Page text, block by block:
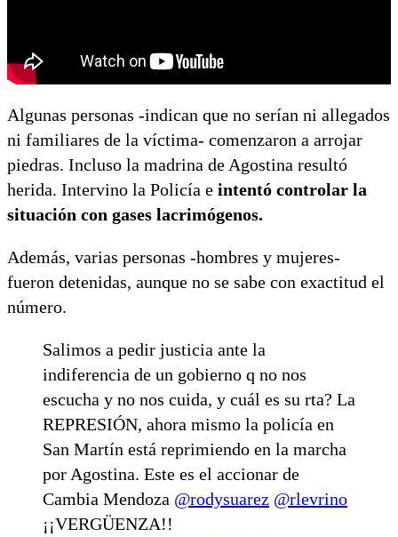
Algunas personas -indican que no serían ni allegados
ni familiares de la víctima- comenzaron a arrojar
piedras. Incluso la madrina de Agostina resultó
herida. Intervino la Policía e intentó controlar la
situación con gases lacrimógenos.
Además, varias personas -hombres y mujeres-
fueron detenidas, aunque no se sabe con exactitud el
número.
Salimos a pedir justicia ante la
indiferencia de un gobierno q no nos
escucha y no nos cuida, y cuál es su rta? La
REPRESIÓN, ahora mismo la policía en
San Martín está reprimiendo en la marcha
por Agostina. Este es el accionar de
Cambia Mendoza @rodysuarez @rlevrino
¡¡VERGÜENZA!!